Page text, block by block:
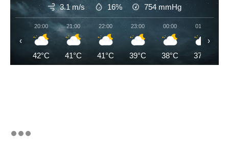
3.1 m/s 16% 754 mmHg
20:00
42°C
21:00
41°C
22:00
41°C
23:00
39°C
00:00
38°C
01:00
37°C
‹ ›